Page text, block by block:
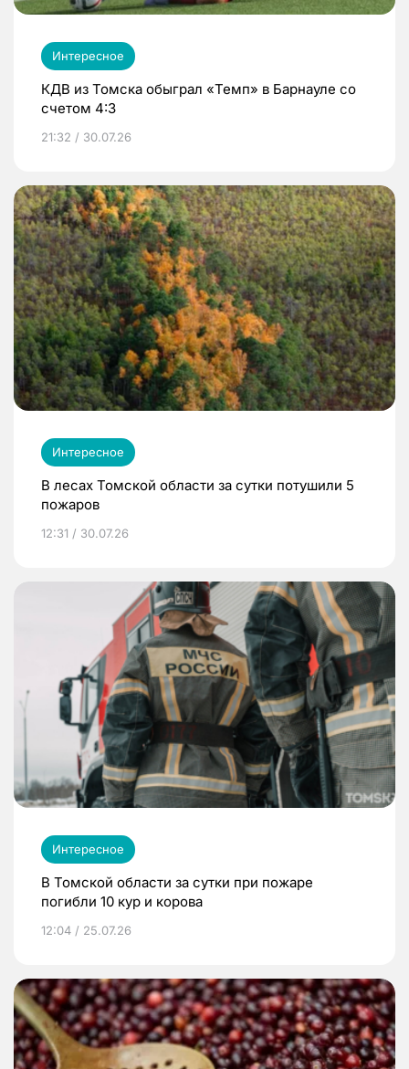
Интересное
КДВ из Томска обыграл «Темп» в Барнауле со
счетом 4:3
21:32 / 30.07.26
Интересное
В лесах Томской области за сутки потушили 5
пожаров
12:31 / 30.07.26
Интересное
В Томской области за сутки при пожаре
погибли 10 кур и корова
12:04 / 25.07.26